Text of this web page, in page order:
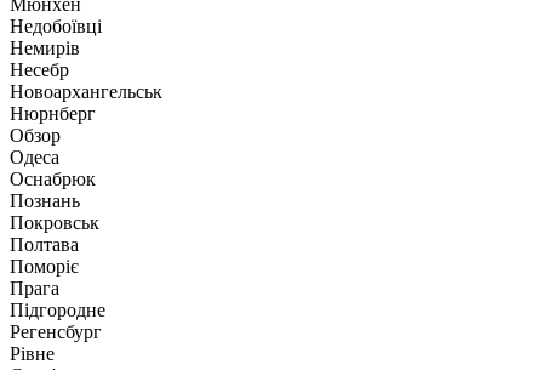
Мюнхен
Недобоївці
Немирів
Несебр
Новоархангельськ
Нюрнберг
Обзор
Одеса
Оснабрюк
Познань
Покровськ
Полтава
Поморіє
Прага
Підгородне
Регенсбург
Рівне